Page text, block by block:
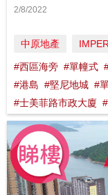
2/8/2022
中原地產
#西區海旁 #單幢式
#港島 #堅尼地城 #
#士美菲路市政大廈